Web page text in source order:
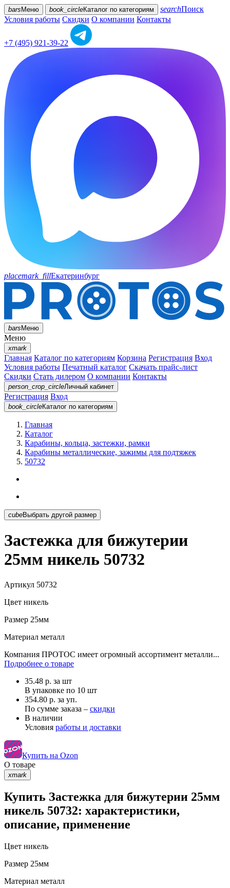
bars Меню book_circleКаталог по категориям searchПоиск
Условия работы Скидки О компании Контакты
+7 (495) 921-39-22
placemark_fillЕкатеринбург
barsМеню
Меню
xmark
Главная Каталог по категориям Корзина Регистрация Вход
Условия работы Печатный каталог Скачать прайс-лист
Скидки Стать дилером О компании Контакты
person_crop_circleЛичный кабинет
Регистрация Вход
book_circleКаталог по категориям
Главная
Каталог
Карабины, кольца, застежки, рамки
Карабины металлические, зажимы для подтяжек
50732
cubeВыбрать другой размер
Застежка для бижутерии
25мм никель 50732
Артикул 50732
Цвет никель
Размер 25мм
Материал металл
Компания ПРОТОС имеет огромный ассортимент металли...
Подробнее о товаре
35.48 р. за шт
В упаковке по 10 шт
354.80 р. за уп.
По сумме заказа – скидки
В наличии
Условия работы и доставки
Купить на Ozon
О товаре
xmark
Купить Застежка для бижутерии 25мм
никель 50732: характеристики,
описание, применение
Цвет никель
Размер 25мм
Материал металл